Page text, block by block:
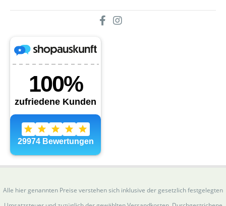
Alle hier genannten Preise verstehen sich inklusive der gesetzlich festgelegten